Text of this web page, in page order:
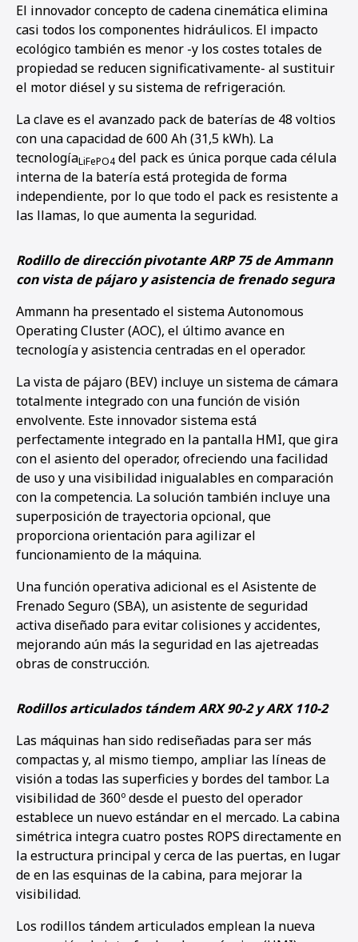
El innovador concepto de cadena cinemática elimina
casi todos los componentes hidráulicos. El impacto
ecológico también es menor -y los costes totales de
propiedad se reducen significativamente- al sustituir
el motor diésel y su sistema de refrigeración.
La clave es el avanzado pack de baterías de 48 voltios
con una capacidad de 600 Ah (31,5 kWh). La
tecnologíaLiFePO4 del pack es única porque cada célula
interna de la batería está protegida de forma
independiente, por lo que todo el pack es resistente a
las llamas, lo que aumenta la seguridad.
Rodillo de dirección pivotante ARP 75 de Ammann
con vista de pájaro y asistencia de frenado segura
Ammann ha presentado el sistema Autonomous
Operating Cluster (AOC), el último avance en
tecnología y asistencia centradas en el operador.
La vista de pájaro (BEV) incluye un sistema de cámara
totalmente integrado con una función de visión
envolvente. Este innovador sistema está
perfectamente integrado en la pantalla HMI, que gira
con el asiento del operador, ofreciendo una facilidad
de uso y una visibilidad inigualables en comparación
con la competencia. La solución también incluye una
superposición de trayectoria opcional, que
proporciona orientación para agilizar el
funcionamiento de la máquina.
Una función operativa adicional es el Asistente de
Frenado Seguro (SBA), un asistente de seguridad
activa diseñado para evitar colisiones y accidentes,
mejorando aún más la seguridad en las ajetreadas
obras de construcción.
Rodillos articulados tándem ARX 90-2 y ARX 110-2
Las máquinas han sido rediseñadas para ser más
compactas y, al mismo tiempo, ampliar las líneas de
visión a todas las superficies y bordes del tambor. La
visibilidad de 360º desde el puesto del operador
establece un nuevo estándar en el mercado. La cabina
simétrica integra cuatro postes ROPS directamente en
la estructura principal y cerca de las puertas, en lugar
de en las esquinas de la cabina, para mejorar la
visibilidad.
Los rodillos tándem articulados emplean la nueva